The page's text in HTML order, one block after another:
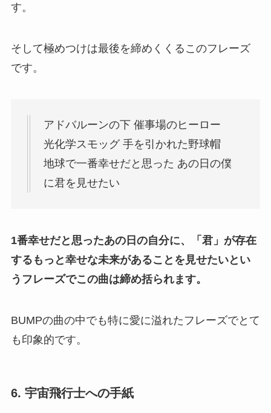
す。
そして極めつけは最後を締めくくるこのフレーズ
です。
アドバルーンの下 催事場のヒーロー
光化学スモッグ 手を引かれた野球帽
地球で一番幸せだと思った あの日の僕
に君を見せたい
1番幸せだと思ったあの日の自分に、「君」が存在
するもっと幸せな未来があることを見せたいとい
うフレーズでこの曲は締め括られます。
BUMPの曲の中でも特に愛に溢れたフレーズでとて
も印象的です。
6. 宇宙飛行士への手紙